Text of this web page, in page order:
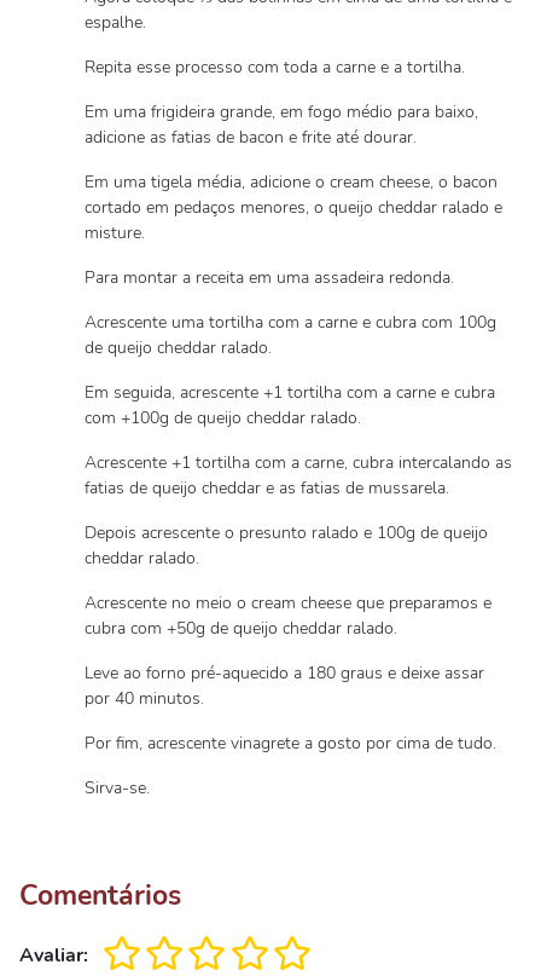
espalhe.
Repita esse processo com toda a carne e a tortilha.
Em uma frigideira grande, em fogo médio para baixo,
adicione as fatias de bacon e frite até dourar.
Em uma tigela média, adicione o cream cheese, o bacon
cortado em pedaços menores, o queijo cheddar ralado e
misture.
Para montar a receita em uma assadeira redonda.
Acrescente uma tortilha com a carne e cubra com 100g
de queijo cheddar ralado.
Em seguida, acrescente +1 tortilha com a carne e cubra
com +100g de queijo cheddar ralado.
Acrescente +1 tortilha com a carne, cubra intercalando as
fatias de queijo cheddar e as fatias de mussarela.
Depois acrescente o presunto ralado e 100g de queijo
cheddar ralado.
Acrescente no meio o cream cheese que preparamos e
cubra com +50g de queijo cheddar ralado.
Leve ao forno pré-aquecido a 180 graus e deixe assar
por 40 minutos.
Por fim, acrescente vinagrete a gosto por cima de tudo.
Sirva-se.
Comentários
Avaliar: